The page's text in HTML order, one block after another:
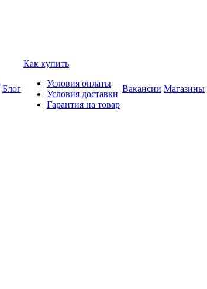
Блог
Как купить
Условия оплаты
Условия доставки
Гарантия на товар
Вакансии Магазины